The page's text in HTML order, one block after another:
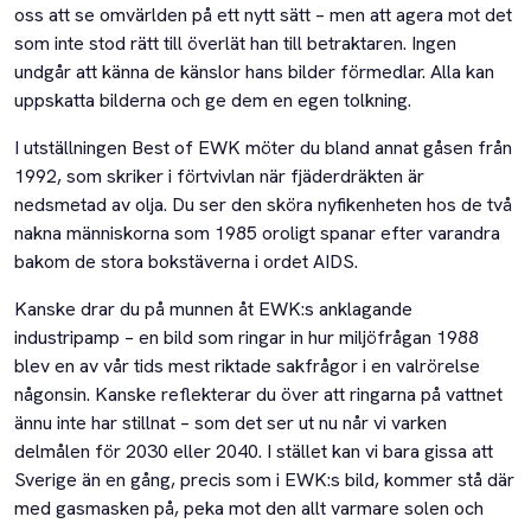
oss att se omvärlden på ett nytt sätt – men att agera mot det
som inte stod rätt till överlät han till betraktaren. Ingen
undgår att känna de känslor hans bilder förmedlar. Alla kan
uppskatta bilderna och ge dem en egen tolkning.
I utställningen Best of EWK möter du bland annat gåsen från
1992, som skriker i förtvivlan när fjäderdräkten är
nedsmetad av olja. Du ser den sköra nyfikenheten hos de två
nakna människorna som 1985 oroligt spanar efter varandra
bakom de stora bokstäverna i ordet AIDS.
Kanske drar du på munnen åt EWK:s anklagande
industripamp – en bild som ringar in hur miljöfrågan 1988
blev en av vår tids mest riktade sakfrågor i en valrörelse
någonsin. Kanske reflekterar du över att ringarna på vattnet
ännu inte har stillnat – som det ser ut nu når vi varken
delmålen för 2030 eller 2040. I stället kan vi bara gissa att
Sverige än en gång, precis som i EWK:s bild, kommer stå där
med gasmasken på, peka mot den allt varmare solen och